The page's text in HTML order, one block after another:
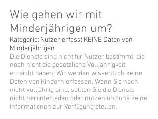
Wie gehen wir mit
Minderjährigen um?
Kategorie: Nutzer erfasst KEINE Daten von
Minderjährigen
Die Dienste sind nicht für Nutzer bestimmt, die
noch nicht die gesetzliche Volljährigkeit
erreicht haben. Wir werden wissentlich keine
Daten von Kindern erfassen. Wenn Sie noch
nicht volljährig sind, sollten Sie die Dienste
nicht herunterladen oder nutzen und uns keine
Informationen zur Verfügung stellen.